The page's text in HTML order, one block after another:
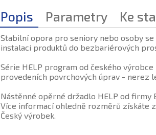
Popis Parametry Ke
Stabilní opora pro seniory nebo osoby
instalaci produktů do bezbariérových
Série HELP program od českého
provedeních povrchových úprav - nerez
Nástěnné opěrné držadlo HELP od firmy
Více informací ohledně rozměrů získáte
Český výrobek.